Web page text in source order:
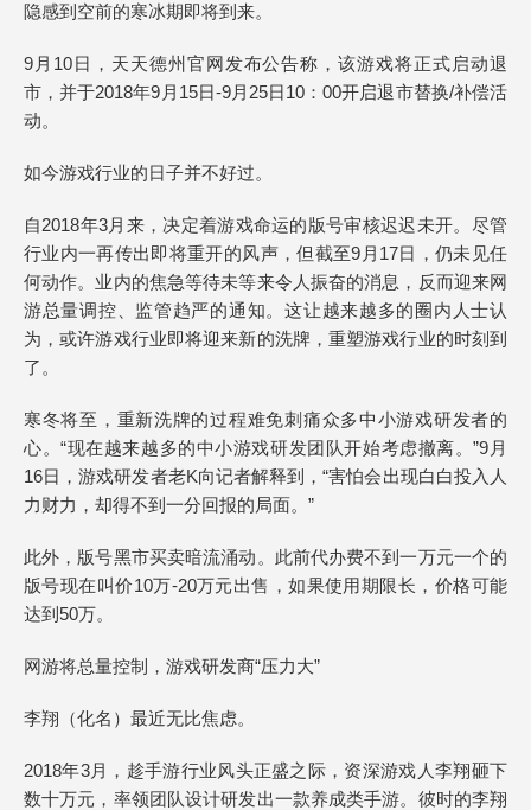
隐感到空前的寒冰期即将到来。
9月10日，天天德州官网发布公告称，该游戏将正式启动退
市，并于2018年9月15日-9月25日10：00开启退市替换/补偿活
动。
如今游戏行业的日子并不好过。
自2018年3月来，决定着游戏命运的版号审核迟迟未开。尽管
行业内一再传出即将重开的风声，但截至9月17日，仍未见任
何动作。业内的焦急等待未等来令人振奋的消息，反而迎来网
游总量调控、监管趋严的通知。这让越来越多的圈内人士认
为，或许游戏行业即将迎来新的洗牌，重塑游戏行业的时刻到
了。
寒冬将至，重新洗牌的过程难免刺痛众多中小游戏研发者的
心。“现在越来越多的中小游戏研发团队开始考虑撤离。”9月
16日，游戏研发者老K向记者解释到，“害怕会出现白白投入人
力财力，却得不到一分回报的局面。”
此外，版号黑市买卖暗流涌动。此前代办费不到一万元一个的
版号现在叫价10万-20万元出售，如果使用期限长，价格可能
达到50万。
网游将总量控制，游戏研发商“压力大”
李翔（化名）最近无比焦虑。
2018年3月，趁手游行业风头正盛之际，资深游戏人李翔砸下
数十万元，率领团队设计研发出一款养成类手游。彼时的李翔